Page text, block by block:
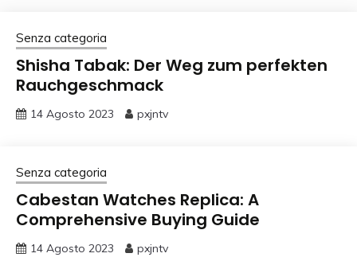
Senza categoria
Shisha Tabak: Der Weg zum perfekten
Rauchgeschmack
14 Agosto 2023 pxjntv
Senza categoria
Cabestan Watches Replica: A
Comprehensive Buying Guide
14 Agosto 2023 pxjntv